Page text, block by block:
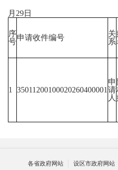
月29日
序
号申请收件编号
关
系
1 35011200100020260400001
申
请
人
各省政府网站 设区市政府网站